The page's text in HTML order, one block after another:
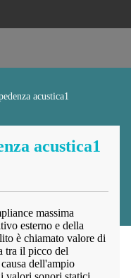
acustica1
acustica1
massima
esterno e della
è chiamato valore di
tra il picco del
dell'ampio